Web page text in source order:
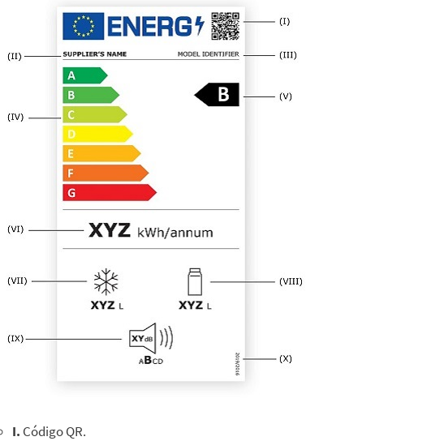
I. Código QR.